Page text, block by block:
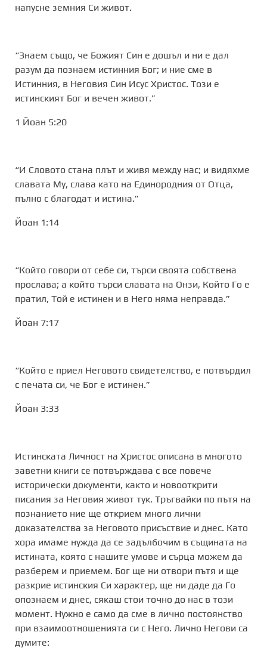
напусне земния Си живот.
“Знаем също, че Божият Син е дошъл и ни е дал
разум да познаем истинния Бог; и ние сме в
Истинния, в Неговия Син Исус Христос. Този е
истинският Бог и вечен живот.”
1 Йоан 5:20
“И Словото стана плът и живя между нас; и видяхме
славата Му, слава като на Единородния от Отца,
пълно с благодат и истина.”
Йоан 1:14
“Който говори от себе си, търси своята собствена
прослава; а който търси славата на Онзи, Който Го е
пратил, Той е истинен и в Него няма неправда.”
Йоан 7:17
“Който е приел Неговото свидетелство, е потвърдил
с печата си, че Бог е истинен.”
‭‭Йоан‬ ‭3‬:‭33‬ ‭
Истинската Личност на Христос описана в многото
заветни книги се потвърждава с все повече
исторически документи, както и новооткрити
писания за Неговия живот тук. Тръгвайки по пътя на
познанието ние ще открием много лични
доказателства за Неговото присъствие и днес. Като
хора имаме нужда да се задълбочим в същината на
истината, която с нашите умове и сърца можем да
разберем и приемем. Бог ще ни отвори пътя и ще
разкрие истинския Си характер, ще ни даде да Го
опознаем и днес, сякаш стои точно до нас в този
момент. Нужно е само да сме в лично постоянство
при взаимоотношенията си с Него. Лично Негови са
думите: